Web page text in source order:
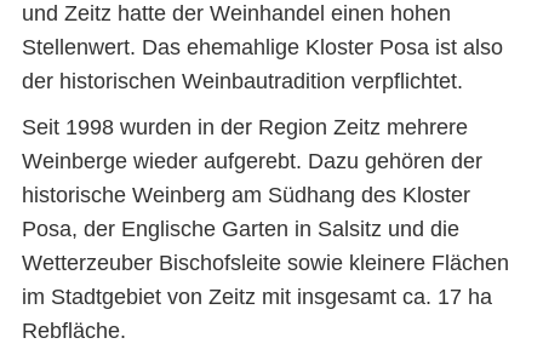
und Zeitz hatte der Weinhandel einen hohen
Stellenwert. Das ehemahlige Kloster Posa ist also
der historischen Weinbautradition verpflichtet.
Seit 1998 wurden in der Region Zeitz mehrere
Weinberge wieder aufgerebt. Dazu gehören der
historische Weinberg am Südhang des Kloster
Posa, der Englische Garten in Salsitz und die
Wetterzeuber Bischofsleite sowie kleinere Flächen
im Stadtgebiet von Zeitz mit insgesamt ca. 17 ha
Rebfläche.